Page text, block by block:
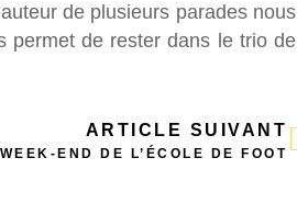
de plusieurs parades nous
permet de rester dans le trio de
ARTICLE SUIVANT
END DE L’ÉCOLE DE FOOT